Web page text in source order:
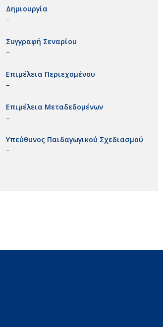
Δημιουργία
–
Συγγραφή Σεναρίου
–
Επιμέλεια Περιεχομένου
–
Επιμέλεια Μεταδεδομένων
–
Υπεύθυνος Παιδαγωγικού Σχεδιασμού
–